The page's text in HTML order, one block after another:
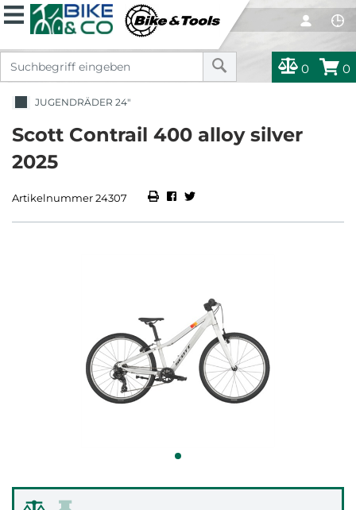
0 0
JUGENDRÄDER 24"
Scott Contrail 400 alloy silver
2025
Artikelnummer 24307